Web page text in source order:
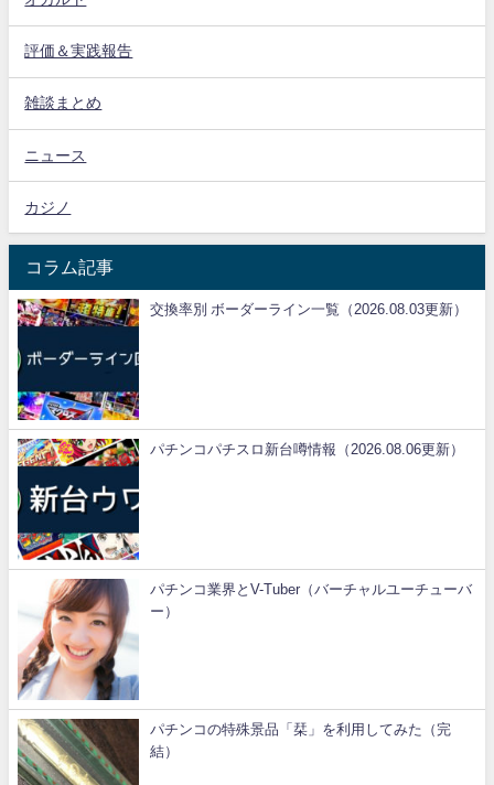
評価＆実践報告
雑談まとめ
ニュース
カジノ
コラム記事
交換率別 ボーダーライン一覧（2026.08.03更新）
パチンコパチスロ新台噂情報（2026.08.06更新）
パチンコ業界とV-Tuber（バーチャルユーチューバ
ー）
パチンコの特殊景品「栞」を利用してみた（完
結）